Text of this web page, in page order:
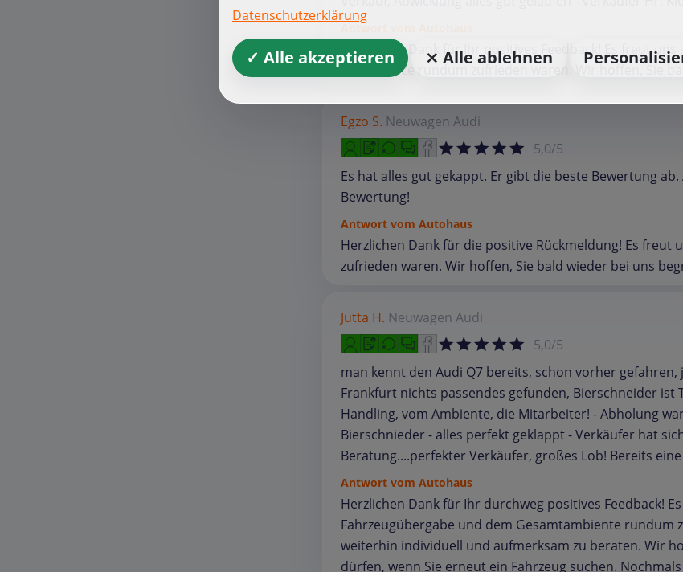
Antwort vom Autohaus
Herzlichen Dank für Ihr positives Feedback! Es freut
dem Service rundum zufrieden waren. Wir hoffen, Sie
Egzo S. Neuwagen Audi
5,0/5
Es hat alles gut gekappt. Er gibt die beste Bewertung
Bewertung!
Antwort vom Autohaus
Herzlichen Dank für die positive Rückmeldung! Es freut
zufrieden waren. Wir hoffen, Sie bald wieder bei uns
Jutta H. Neuwagen Audi
5,0/5
man kennt den Audi Q7 bereits, schon vorher gefahren,
Frankfurt nichts passendes gefunden, Bierschneider ist
Handling, vom Ambiente, die Mitarbeiter! - Abholung
Bierschnieder - alles perfekt geklappt - Verkäufer hat
Beratung....perfekter Verkäufer, großes Lob! Bereits
Antwort vom Autohaus
Herzlichen Dank für Ihr durchweg positives Feedback!
Fahrzeugübergabe und dem Gesamtambiente rundum
weiterhin individuell und aufmerksam zu beraten. Wir
dürfen, wenn Sie erneut ein Fahrzeug suchen.
Datenschutzerklärung
✓ Alle akzeptieren ⨯ Alle ablehnen